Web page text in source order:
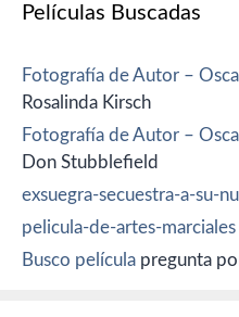
Películas Buscadas
Fotografía de Autor –
Rosalinda Kirsch
Fotografía de Autor –
Don Stubblefield
exsuegra-secuestra-a-su-
pelicula-de-artes-marciales
Busco película pregunta